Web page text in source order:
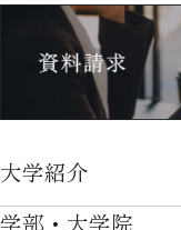
大学紹介
大学紹介TOP
学部・大学院